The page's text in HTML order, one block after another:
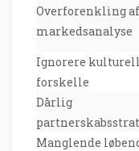
Overforenkling af
markedsanalyse
Ignorere
forskelle
Dårlig
Manglende